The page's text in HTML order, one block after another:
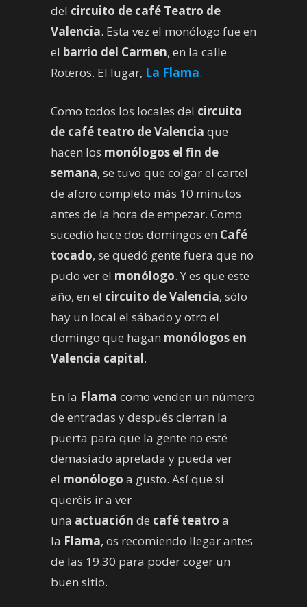
del circuito de café Teatro de
Valencia. Esta vez el monólogo fue en
el barrio del Carmen, en la calle
Roteros. El lugar, La Flama.
Como todos los locales del circuito
de café teatro de Valencia que
hacen los monólogos el fin de
semana, se tuvo que colgar el cartel
de aforo completo más 10 minutos
antes de la hora de empezar. Como
sucedió hace dos domingos en Café
tocado, se quedó gente fuera que no
pudo ver el monólogo. Y es que este
año, en el circuito de Valencia, sólo
hay un local el sábado y otro el
domingo que hagan monólogos en
Valencia capital.
En la Flama como venden un número
de entradas y después cierran la
puerta para que la gente no esté
demasiado apretada y pueda ver
el monólogo a gusto. Así que si
queréis ir a ver
una actuación de café teatro a
la Flama, os recomiendo llegar antes
de las 19.30 para poder coger un
buen sitio.